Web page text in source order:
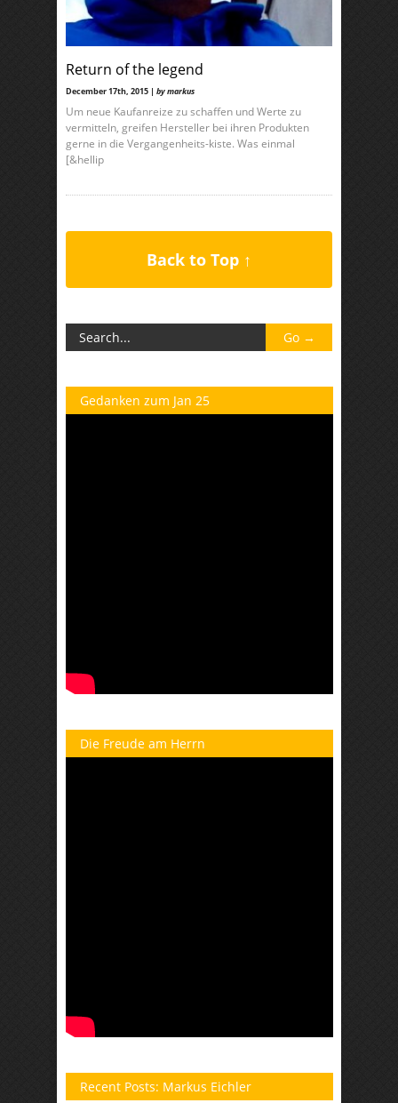
Return of the legend
December 17th, 2015 | by markus
Um neue Kaufanreize zu schaffen und Werte zu
vermitteln, greifen Hersteller bei ihren Produkten
gerne in die Vergangenheits-kiste. Was einmal
[&hellip
Back to Top ↑
Gedanken zum Jan 25
Die Freude am Herrn
Recent Posts: Markus Eichler